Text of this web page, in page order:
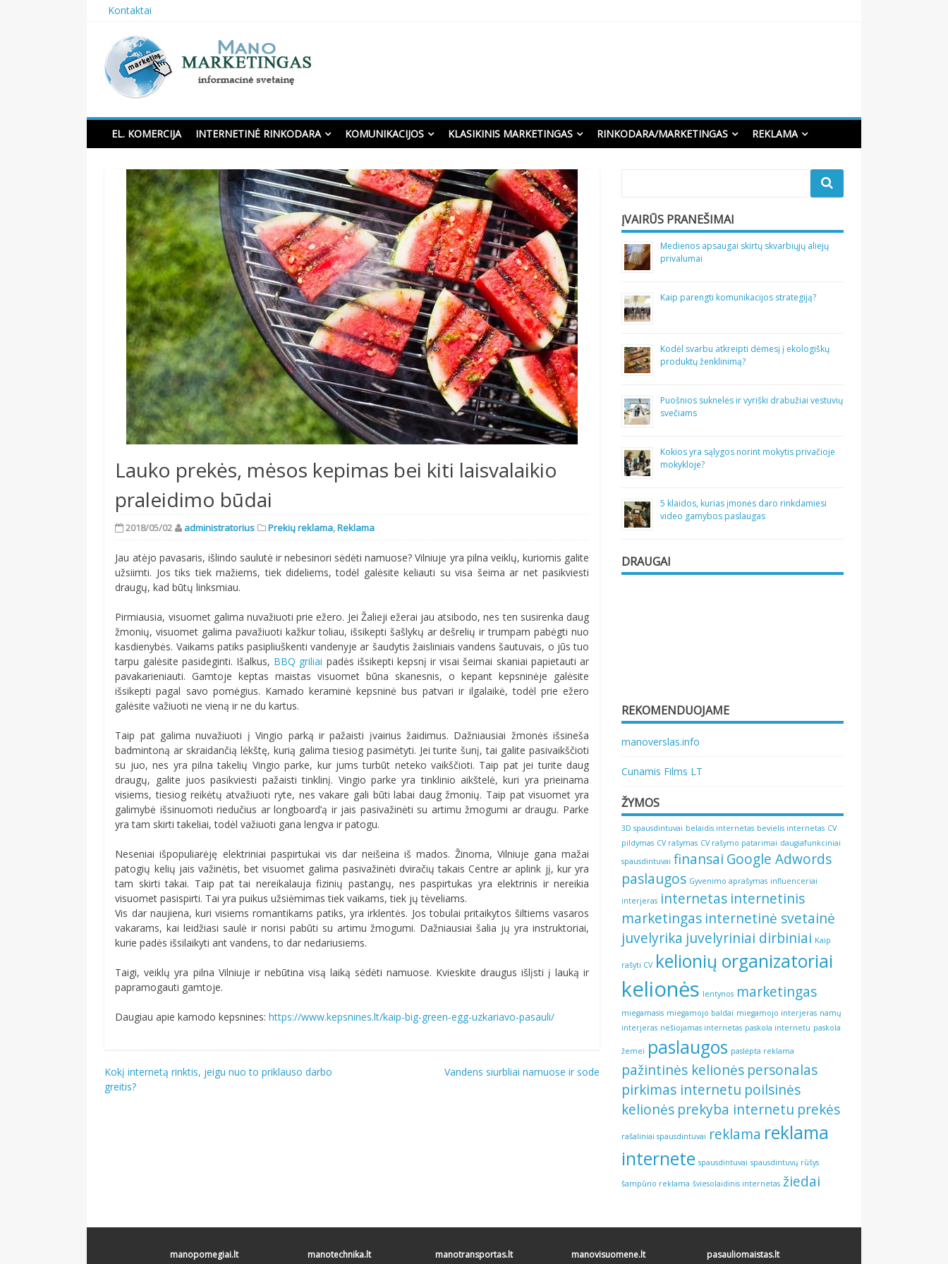
content
Kontaktai
Manomarketingas.lt
EL. KOMERCIJA INTERNETINĖ RINKODARA KOMUNIKACIJOS KLASIKINIS MARKETINGAS RINKODARA/MARKETINGAS REKLAMA
Lauko prekės, mėsos kepimas bei kiti laisvalaikio
praleidimo būdai
2018/05/02 administratorius Prekių reklama,Reklama
Jau atėjo pavasaris, išlindo saulutė ir nebesinori sėdėti namuose? Vilniuje yra pilna veiklų, kuriomis galite
užsiimti. Jos tiks tiek mažiems, tiek dideliems, todėl galėsite keliauti su visa šeima ar net pasikviesti
draugų, kad būtų linksmiau.
Pirmiausia, visuomet galima nuvažiuoti prie ežero. Jei Žalieji ežerai jau atsibodo, nes ten susirenka daug
žmonių, visuomet galima pavažiuoti kažkur toliau, išsikepti šašlykų ar dešrelių ir trumpam pabėgti nuo
kasdienybės. Vaikams patiks pasipliuškenti vandenyje ar šaudytis žaisliniais vandens šautuvais, o jūs tuo
tarpu galėsite pasideginti. Išalkus, BBQ griliai padės išsikepti kepsnį ir visai šeimai skaniai papietauti ar
pavakarieniauti. Gamtoje keptas maistas visuomet būna skanesnis, o kepant kepsninėje galėsite
išsikepti pagal savo pomėgius. Kamado keraminė kepsninė bus patvari ir ilgalaikė, todėl prie ežero
galėsite važiuoti ne vieną ir ne du kartus.
Taip pat galima nuvažiuoti į Vingio parką ir pažaisti įvairius žaidimus. Dažniausiai žmonės išsineša
badmintoną ar skraidančią lėkštę, kurią galima tiesiog pasimėtyti. Jei turite šunį, tai galite pasivaikščioti
su juo, nes yra pilna takelių Vingio parke, kur jums turbūt neteko vaikščioti. Taip pat jei turite daug
draugų, galite juos pasikviesti pažaisti tinklinį. Vingio parke yra tinklinio aikštelė, kuri yra prieinama
visiems, tiesiog reikėtų atvažiuoti ryte, nes vakare gali būti labai daug žmonių. Taip pat visuomet yra
galimybė išsinuomoti riedučius ar longboard’ą ir jais pasivažinėti su artimu žmogumi ar draugu. Parke
yra tam skirti takeliai, todėl važiuoti gana lengva ir patogu.
Neseniai išpopuliarėję elektriniai paspirtukai vis dar neišeina iš mados. Žinoma, Vilniuje gana mažai
patogių kelių jais važinėtis, bet visuomet galima pasivažinėti dviračių takais Centre ar aplink jį, kur yra
tam skirti takai. Taip pat tai nereikalauja fizinių pastangų, nes paspirtukas yra elektrinis ir nereikia
visuomet pasispirti. Tai yra puikus užsiėmimas tiek vaikams, tiek jų tėveliams.
Vis dar naujiena, kuri visiems romantikams patiks, yra irklentės. Jos tobulai pritaikytos šiltiems vasaros
vakarams, kai leidžiasi saulė ir norisi pabūti su artimu žmogumi. Dažniausiai šalia jų yra instruktoriai,
kurie padės išsilaikyti ant vandens, to dar nedariusiems.
Taigi, veiklų yra pilna Vilniuje ir nebūtina visą laiką sėdėti namuose. Kvieskite draugus išlįsti į lauką ir
papramogauti gamtoje.
Daugiau apie kamodo kepsnines:https://www.kepsnines.lt/kaip-big-green-egg-uzkariavo-pasauli/
Navigacija
tarp
Kokį internetą rinktis, jeigu nuo to priklauso darbo
greitis?
Vandens siurbliai namuose ir sode
ĮVAIRŪS PRANEŠIMAI
Medienos apsaugai skirtų skvarbiųjų aliejų
privalumai
Kaip parengti komunikacijos strategiją?
Kodėl svarbu atkreipti dėmesį į ekologiškų
produktų ženklinimą?
Puošnios suknelės ir vyriški drabužiai vestuvių
svečiams
Kokios yra sąlygos norint mokytis privačioje
mokykloje?
5 klaidos, kurias įmonės daro rinkdamiesi
video gamybos paslaugas
DRAUGAI
REKOMENDUOJAME
manoverslas.info
Cunamis Films LT
ŽYMOS
3D spausdintuvai belaidis internetas bevielis internetas CV
pildymas CV rašymas CV rašymo patarimai daugiafunkciniai
spausdintuvai finansai Google Adwords
paslaugos Gyvenimo aprašymas influenceriai
interjeras internetas internetinis
marketingas internetinė svetainė
juvelyrika juvelyriniai dirbiniai Kaip
rašyti CV kelionių organizatoriai
kelionės lentynos marketingas
miegamasis miegamojo baldai miegamojo interjeras namų
interjeras nešiojamas internetas paskola internetu paskola
žemei paslaugos paslėpta reklama
pažintinės kelionės personalas
pirkimas internetu poilsinės
kelionės prekyba internetu prekės
rašaliniai spausdintuvai reklama reklama
internete spausdintuvai spausdintuvų rūšys
šampūno reklama šviesolaidinis internetas žiedai
manopomegiai.lt manotechnika.lt manotransportas.lt manovisuomene.lt pasauliomaistas.lt